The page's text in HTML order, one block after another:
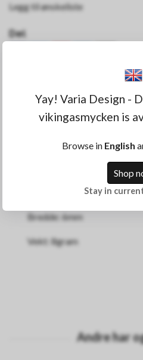
Legg til ønskeliste
Del
OM PRODUKTET
Ring med runer fra den
Ringen er laget i rustfritt
forskjellige størrelser.
Bredde: 6mm
Vekt: 8gram
Yay! Varia Design -
vikingasmycken is
Browse in English
Shop
Stay in